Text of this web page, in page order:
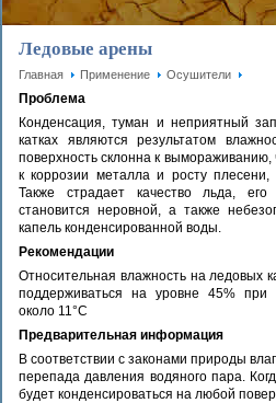
Ледовые арены
Главная Применение Осушители
Проблема
Конденсация, туман и неприятный
катках являются результатом
поверхность склонна к вымораживанию,
к коррозии металла и росту плесени,
Также страдает качество льда, его
становится неровной, а также
капель конденсированной воды.
Рекомендации
Относительная влажность на ледовых
поддерживаться на уровне 45% при
около 11°C
Предварительная информация
В соответствии с законами природы
перепада давления водяного пара.
будет конденсироваться на любой